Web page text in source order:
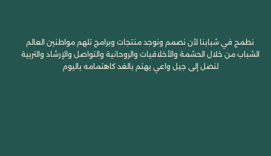
نطمح في شبابنا لأن نصمم ونوجد منتجات وبرامج تلهم مواطنين العالم
الشباب من خلال الحشمة والأخلاقيات والروحانية والتواصل والإرشاد والتربية
لنصل إلى جيل واعي يهتم بالغد كاهتمامه باليوم